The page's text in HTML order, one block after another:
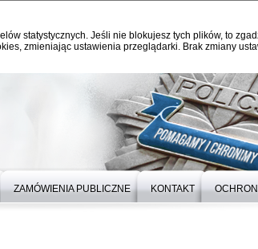
statystycznych. Jeśli nie blokujesz tych plików, to
zmieniając ustawienia przeglądarki. Brak zmiany
ZAMÓWIENIA PUBLICZNE KONTAKT